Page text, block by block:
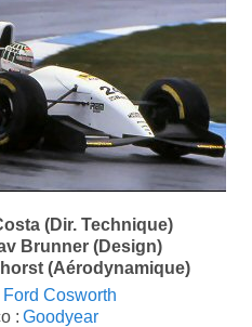
(Dir. Technique)
Brunner (Design)
(Aérodynamique)
Ford Cosworth
: Goodyear